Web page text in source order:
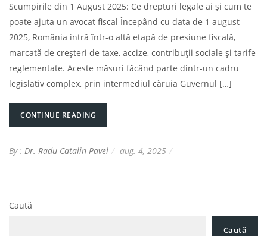
Scumpirile din 1 August 2025: Ce drepturi legale ai și cum te
poate ajuta un avocat fiscal Începând cu data de 1 august
2025, România intră într-o altă etapă de presiune fiscală,
marcată de creșteri de taxe, accize, contribuții sociale și tarife
reglementate. Aceste măsuri făcând parte dintr-un cadru
legislativ complex, prin intermediul căruia Guvernul […]
CONTINUE READING
By : Dr. Radu Catalin Pavel aug. 4, 2025
Caută
Caută